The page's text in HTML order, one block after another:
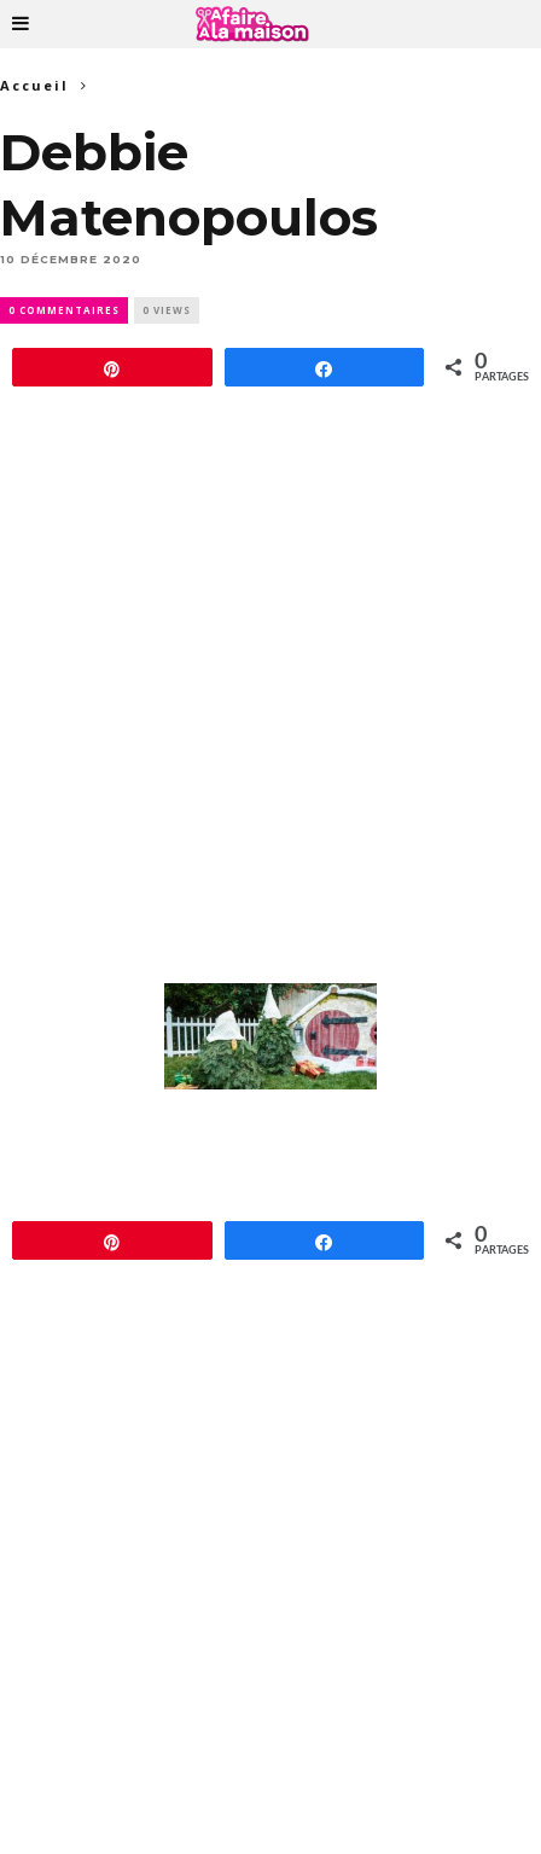
Accueil
Debbie
Matenopoulos
10 DÉCEMBRE 2020
0 COMMENTAIRES 0 VIEWS
0
PARTAGES
0
PARTAGES